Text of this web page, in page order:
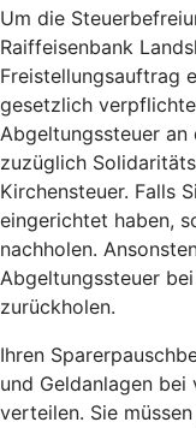
Um die
Raiffeisenbank
Freistellungsauftrag
gesetzlich
Abgeltungssteuer an
zuzüglich
Kirchensteuer. Falls
eingerichtet haben,
nachholen.
Abgeltungssteuer
zurückholen.
Ihren
und Geldanlagen
verteilen. Sie